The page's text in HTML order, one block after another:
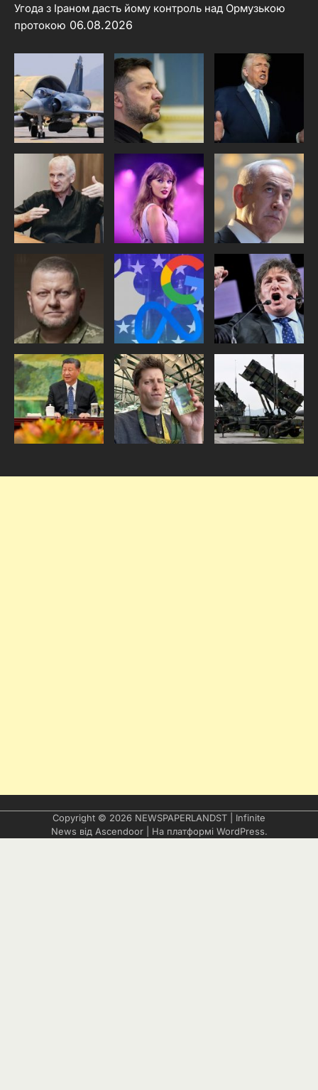
Угода з Іраном дасть йому контроль над Ормузькою
протокою 06.08.2026
Copyright © 2026 NEWSPAPERLANDST | Infinite
News від Ascendoor| На платформі WordPress.